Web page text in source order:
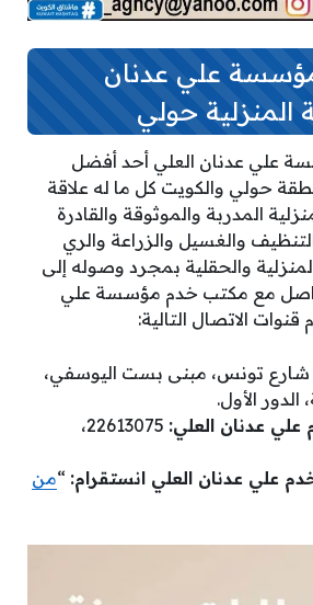
علي عدنان
المنزلية حولي
علي عدنان العلي أحد أفضل
حولي والكويت كل ما له علاقة
المدربة والموثوقة والقادرة
والغسيل والزراعة والري
والحقلية بمجرد وصوله إلى
مع مكتب خدم مؤسسة علي
الاتصال التالية:
شارع تونس، مبنى بست اليوسفي،
الدور الأول.
عدنان العلي:
22613075،
علي عدنان العلي انستقرام: “من